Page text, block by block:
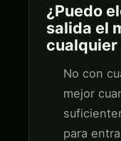
¿Puedo
salida el
cualquier
No con
mejor
para